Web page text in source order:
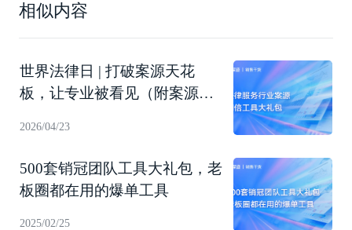
相似内容
世界法律日 | 打破案源天花
板，让专业被看见（附案源翻
2026/04/23
500套销冠团队工具大礼包，老
板圈都在用的爆单工具
2025/02/25